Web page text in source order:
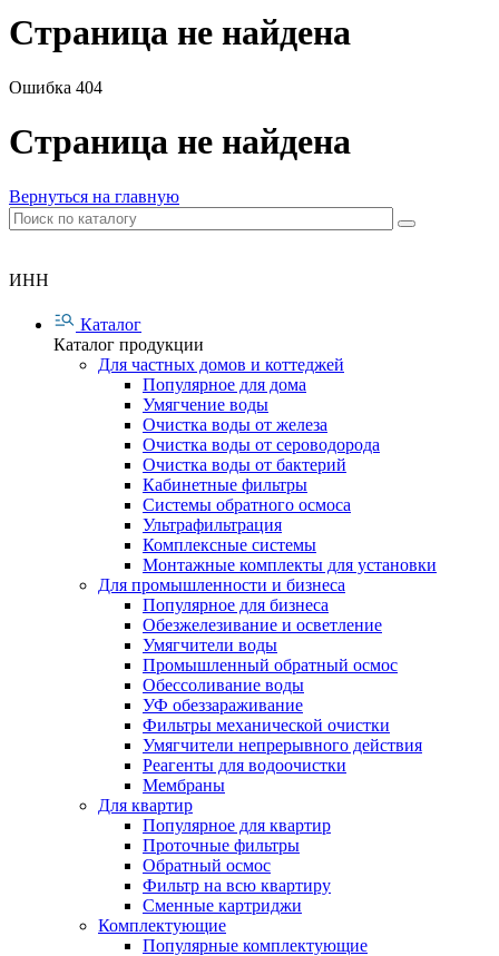
Страница не найдена
Ошибка 404
Страница не найдена
Вернуться на главную
ИНН
Каталог
Каталог продукции
Для частных домов и коттеджей
Популярное для дома
Умягчение воды
Очистка воды от железа
Очистка воды от сероводорода
Очистка воды от бактерий
Кабинетные фильтры
Системы обратного осмоса
Ультрафильтрация
Комплексные системы
Монтажные комплекты для установки
Для промышленности и бизнеса
Популярное для бизнеса
Обезжелезивание и осветление
Умягчители воды
Промышленный обратный осмос
Обессоливание воды
УФ обеззараживание
Фильтры механической очистки
Умягчители непрерывного действия
Реагенты для водоочистки
Мембраны
Для квартир
Популярное для квартир
Проточные фильтры
Обратный осмос
Фильтр на всю квартиру
Сменные картриджи
Комплектующие
Популярные комплектующие